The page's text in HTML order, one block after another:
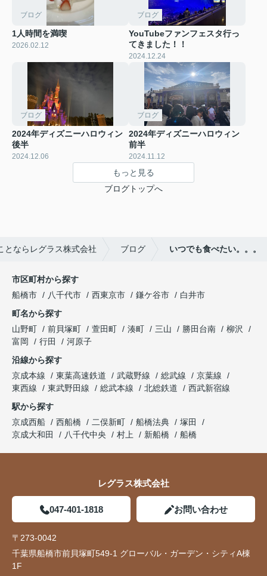
ブログ
1人時間を満喫
2026.02.12
ブログ
YouTubeファンフェスタ行っ
てきました！！
2024.12.24
ブログ
2024年ディズニーハロウィン
後半
2024.12.06
ブログ
2024年ディズニーハロウィン
前半
2024.11.12
もっと見る
ブログトップへ
とならレグラス株式会社 ブログ いつでも食べたい。。。
市区町村から探す
船橋市
八千代市 西東京市 鎌ケ谷市
白井市
町名から探す
山野町
前貝塚町 萱田町 湊町 三山 勝田台南
柳沢
富岡
行田
河原子
沿線から探す
京成本線
東葉高速鉄道 武蔵野線 総武線
京葉線
東西線
東武野田線 総武本線 北総鉄道
西武新宿線
駅から探す
京成西船
西船橋 二俣新町 船橋法典
塚田
京成大和田
八千代中央 村上 新船橋 船橋
レグラス株式会社
047-401-1818 お問い合わせ
〒273-0042
千葉県船橋市前貝塚町549-1 グローバル・ガーデン・シティA棟
1F